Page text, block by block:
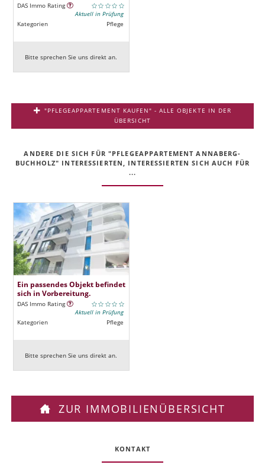
DAS Immo Rating
Aktuell in Prüfung
Kategorien
Pflege
Bitte sprechen Sie uns direkt an.
"PFLEGEAPPARTEMENT KAUFEN" - ALLE OBJEKTE IN DER
ÜBERSICHT
ANDERE DIE SICH FÜR "PFLEGEAPPARTEMENT ANNABERG-
BUCHHOLZ" INTERESSIERTEN, INTERESSIERTEN SICH AUCH FÜR
...
Ein passendes Objekt befindet
sich in Vorbereitung.
DAS Immo Rating
Aktuell in Prüfung
Kategorien
Pflege
Bitte sprechen Sie uns direkt an.
ZUR IMMOBILIENÜBERSICHT
KONTAKT